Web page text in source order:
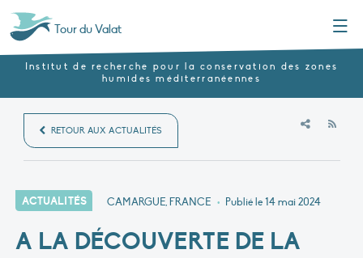
Tour du Valat
Institut de recherche pour la conservation des zones
humides méditerranéennes
RETOUR AUX ACTUALITÉS
ACTUALITÉS CAMARGUE, FRANCE • Publié le14 mai 2024
A LA DÉCOUVERTE DE LA